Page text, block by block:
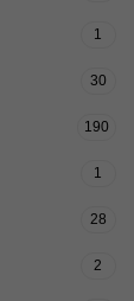
1
30
190
1
28
2